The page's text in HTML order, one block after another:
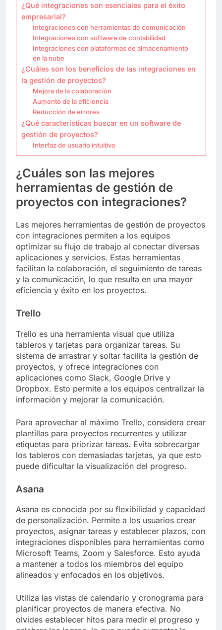
¿Qué integraciones son esenciales para el éxito
empresarial?
Integraciones con herramientas de comunicación
Integraciones con software de contabilidad
Integraciones con plataformas de almacenamiento
en la nube
¿Cuáles son los beneficios de las integraciones en
la gestión de proyectos?
Mejora de la colaboración
Aumento de la eficiencia
Reducción de errores
¿Qué características buscar en un software de
gestión de proyectos?
Interfaz de usuario intuitiva
¿Cuáles son las mejores
herramientas de gestión de
proyectos con integraciones?
Las mejores herramientas de gestión de proyectos
con integraciones permiten a los equipos
optimizar su flujo de trabajo al conectar diversas
aplicaciones y servicios. Estas herramientas
facilitan la colaboración, el seguimiento de tareas
y la comunicación, lo que resulta en una mayor
eficiencia y éxito en los proyectos.
Trello
Trello es una herramienta visual que utiliza
tableros y tarjetas para organizar tareas. Su
sistema de arrastrar y soltar facilita la gestión de
proyectos, y ofrece integraciones con
aplicaciones como Slack, Google Drive y
Dropbox. Esto permite a los equipos centralizar la
información y mejorar la comunicación.
Para aprovechar al máximo Trello, considera crear
plantillas para proyectos recurrentes y utilizar
etiquetas para priorizar tareas. Evita sobrecargar
los tableros con demasiadas tarjetas, ya que esto
puede dificultar la visualización del progreso.
Asana
Asana es conocida por su flexibilidad y capacidad
de personalización. Permite a los usuarios crear
proyectos, asignar tareas y establecer plazos, con
integraciones disponibles para herramientas como
Microsoft Teams, Zoom y Salesforce. Esto ayuda
a mantener a todos los miembros del equipo
alineados y enfocados en los objetivos.
Utiliza las vistas de calendario y cronograma para
planificar proyectos de manera efectiva. No
olvides establecer hitos para medir el progreso y